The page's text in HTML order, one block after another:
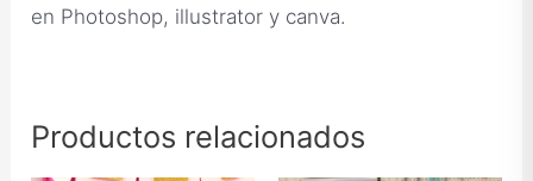
en Photoshop, illustrator y canva.
Productos relacionados